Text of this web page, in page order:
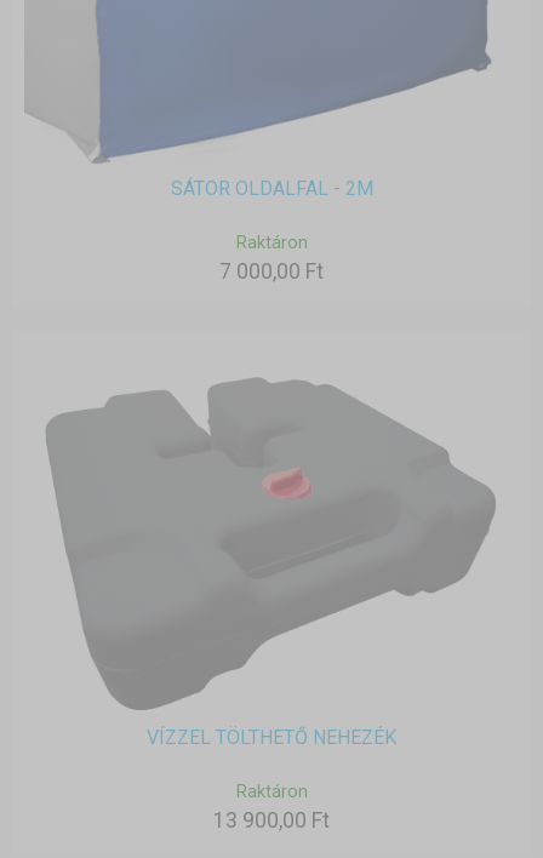
SÁTOR OLDALFAL - 2M
Raktáron
7 000,00 Ft
VÍZZEL TÖLTHETŐ NEHEZÉK
Raktáron
13 900,00 Ft